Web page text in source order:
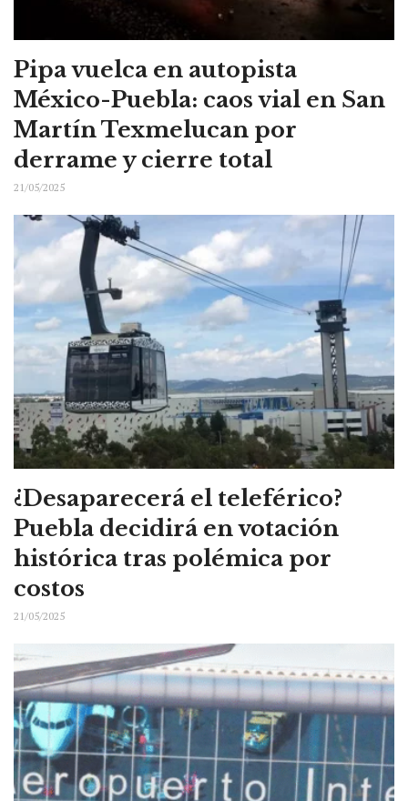
Pipa vuelca en autopista
México-Puebla: caos vial en San
Martín Texmelucan por
derrame y cierre total
21/05/2025
¿Desaparecerá el teleférico?
Puebla decidirá en votación
histórica tras polémica por
costos
21/05/2025